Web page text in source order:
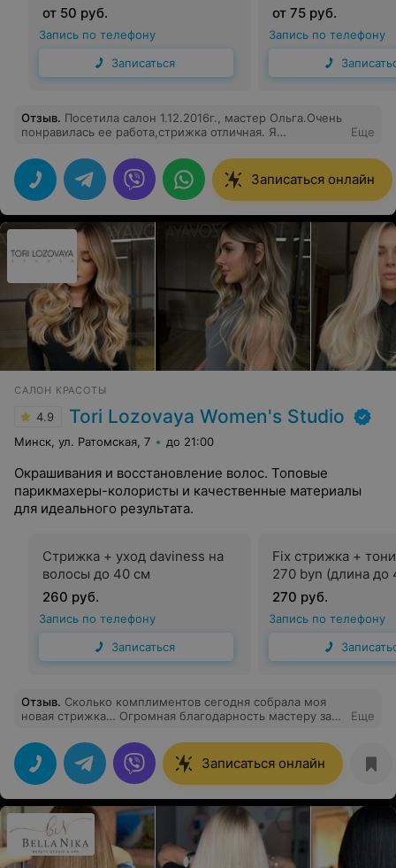
от 50 руб.
Запись по телефону
Записаться
от 75 руб.
Запись по телефону
Отзыв. Посетила салон 1.12.2016г., мастер Ольга.Очень
понравилась ее работа,стрижка отличная. Я
Еще
Записаться онлайн
САЛОН КРАСОТЫ
4.9 Tori Lozovaya Women's Studio
Минск, ул. Ратомская, 7 до 21:00
Окрашивания и восстановление волос. Топовые
парикмахеры-колористы и качественные материалы
для идеального результата.
Стрижка + уход daviness на
волосы до 40 см
260 руб.
Запись по телефону
Записаться
Fix стрижка +
270 byn (длина до
270 руб.
Запись по телефону
Отзыв. Сколько комплиментов сегодня собрала моя
новая стрижка… Огромная благодарность мастеру за
под мой запрос, получилось очень красиво, стильно и
аккуратно! Обязательно приду еще раз на стрижку к
Алексею!
Еще
Записаться онлайн